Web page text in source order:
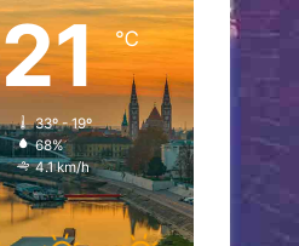
21℃
33º - 19º
68%
4.1 km/h